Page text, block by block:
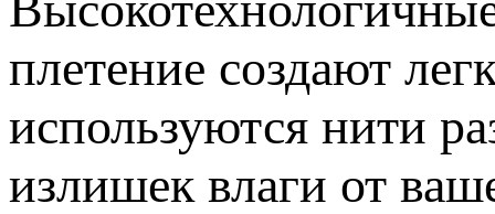
плетение создают
используются нити
излишек влаги от